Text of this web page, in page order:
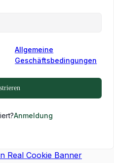
Allgemeine
Geschäftsbedingungen
Anmeldung
Real Cookie Banner